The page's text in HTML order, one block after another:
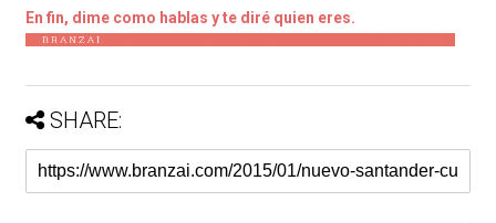
En fin, dime como hablas y te diré quien eres.
SHARE: